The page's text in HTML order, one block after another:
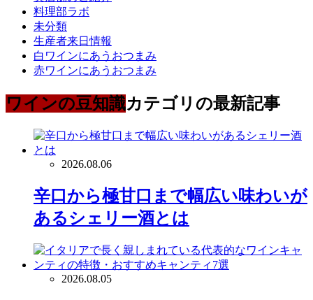
料理部ラボ
未分類
生産者来日情報
白ワインにあうおつまみ
赤ワインにあうおつまみ
ワインの豆知識カテゴリの最新記事
2026.08.06
辛口から極甘口まで幅広い味わいが
あるシェリー酒とは
2026.08.05